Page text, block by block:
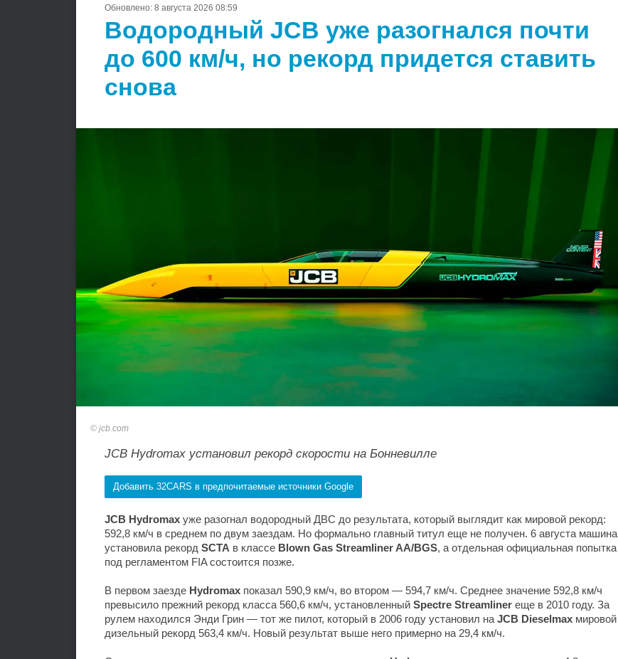
Обновлено: 8 августа 2026 08:59
Водородный JCB уже разогнался почти
до 600 км/ч, но рекорд придется ставить
снова
jcb.com
JCB Hydromax установил рекорд скорости на Бонневилле
Добавить 32CARS в предпочитаемые источники Google
JCB Hydromax уже разогнал водородный ДВС до результата, который выглядит как мировой рекорд:
592,8 км/ч в среднем по двум заездам. Но формально главный титул еще не получен. 6 августа машина
установила рекорд SCTA в классе Blown Gas Streamliner AA/BGS, а отдельная официальная попытка
под регламентом FIA состоится позже.
В первом заезде Hydromax показал 590,9 км/ч, во втором — 594,7 км/ч. Среднее значение 592,8 км/ч
превысило прежний рекорд класса 560,6 км/ч, установленный Spectre Streamliner еще в 2010 году. За
рулем находился Энди Грин — тот же пилот, который в 2006 году установил на JCB Dieselmax мировой
дизельный рекорд 563,4 км/ч. Новый результат выше него примерно на 29,4 км/ч.